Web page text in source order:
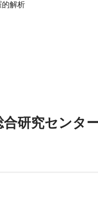
的解析
合研究セン